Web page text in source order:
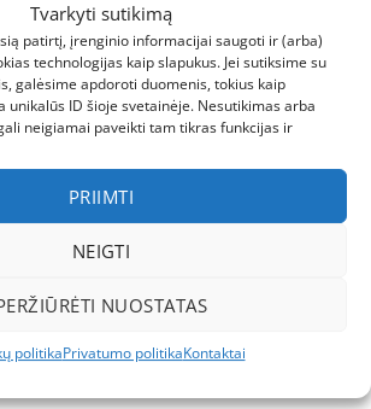
Tvarkyti sutikimą
patirtį, įrenginio informacijai saugoti ir (arba)
technologijas kaip slapukus. Jei sutiksime su
galėsime apdoroti duomenis, tokius kaip
unikalūs ID šioje svetainėje. Nesutikimas arba
neigiamai paveikti tam tikras funkcijas ir
PRIIMTI
NEIGTI
NUOSTATAS
politikaPrivatumo politikaKontaktai
kruopštumas
kompanija, kuri jau 75
atlaikančius ekstremalias
Kiekvena Nyksund kepurė:
– atlaiko -30 °C
dvigubu raštu – nevaržo